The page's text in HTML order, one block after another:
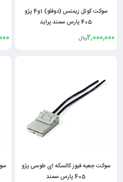
سوکت کوئل زیمنس (دوقلو) 1و4 پژو
405 پارس سمند پراید
2,000,000ریال
سوکت جعبه فیوز کالسکه ای طوسی پژو
405 پارس سمند